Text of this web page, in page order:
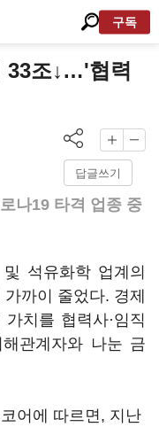
구독
33조↓…'협력
답글쓰기
나19 타격 업종 중
석유화학 업계의
까이 줄었다. 경제
치를 협력사·임직
해관계자와 나눈 금
어에 따르면, 지난